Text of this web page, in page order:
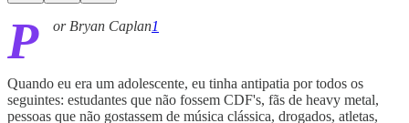
P or Bryan Caplan1
Quando eu era um adolescente, eu tinha antipatia por todos os
seguintes: estudantes que não fossem CDF's, fãs de heavy metal,
pessoas que não gostassem de música clássica, drogados, atletas,